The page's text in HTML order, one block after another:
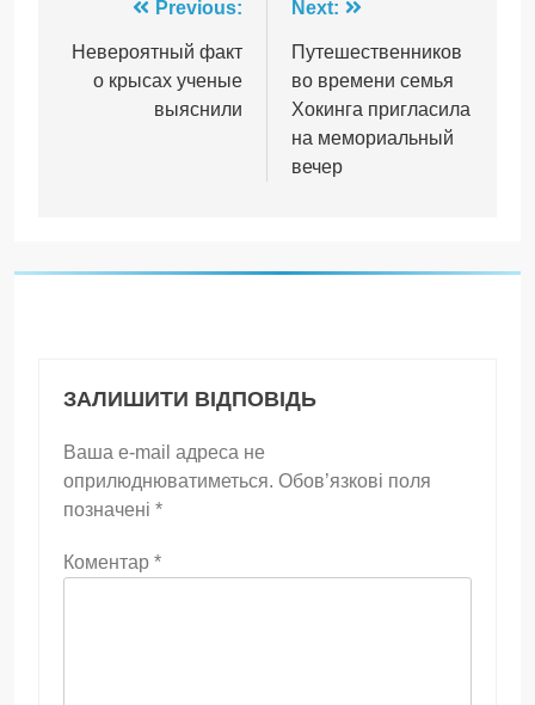
Навігація
записів
Previous:
Невероятный факт
о крысах ученые
выяснили
Next:
Путешественников
во времени семья
Хокинга пригласила
на мемориальный
вечер
ЗАЛИШИТИ ВІДПОВІДЬ
Ваша e-mail адреса не
оприлюднюватиметься. Обов’язкові поля
позначені *
Коментар *